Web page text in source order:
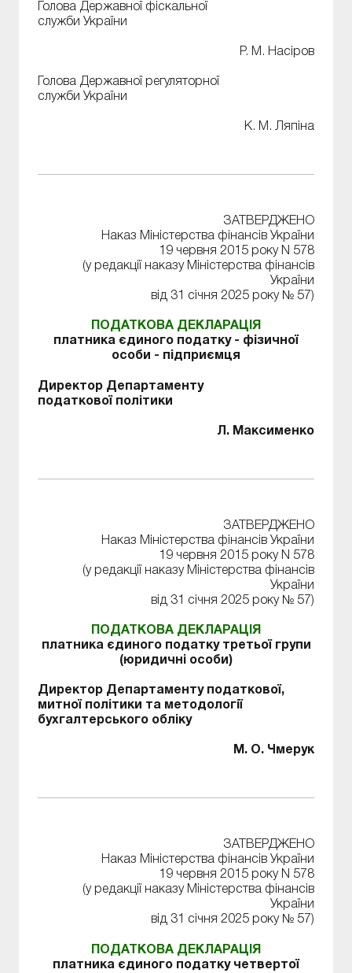
Голова Державної фіскальної
служби України
Р. М. Насіров
Голова Державної регуляторної
служби України
К. М. Ляпіна
ЗАТВЕРДЖЕНО
Наказ Міністерства фінансів України
19 червня 2015 року N 578
(у редакції наказу Міністерства фінансів
України
від 31 січня 2025 року № 57)
ПОДАТКОВА ДЕКЛАРАЦІЯ
платника єдиного податку - фізичної
особи - підприємця
Директор Департаменту
податкової політики
Л. Максименко
ЗАТВЕРДЖЕНО
Наказ Міністерства фінансів України
19 червня 2015 року N 578
(у редакції наказу Міністерства фінансів
України
від 31 січня 2025 року № 57)
ПОДАТКОВА ДЕКЛАРАЦІЯ
платника єдиного податку третьої групи
(юридичні особи)
Директор Департаменту податкової,
митної політики та методології
бухгалтерського обліку
М. О. Чмерук
ЗАТВЕРДЖЕНО
Наказ Міністерства фінансів України
19 червня 2015 року N 578
(у редакції наказу Міністерства фінансів
України
від 31 січня 2025 року № 57)
ПОДАТКОВА ДЕКЛАРАЦІЯ
платника єдиного податку четвертої